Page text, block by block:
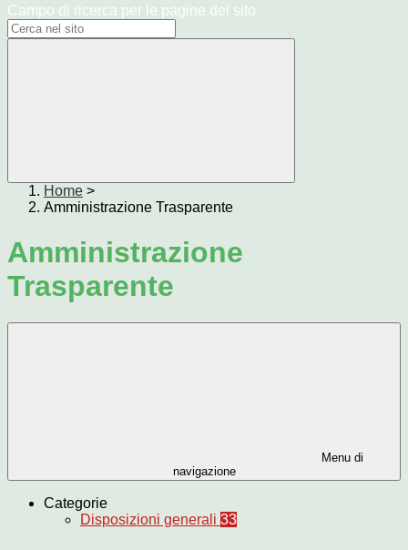
Campo di ricerca per le pagine del sito
Home >
Amministrazione Trasparente
Amministrazione
Trasparente
Menu di
navigazione
Categorie
Disposizioni generali 33